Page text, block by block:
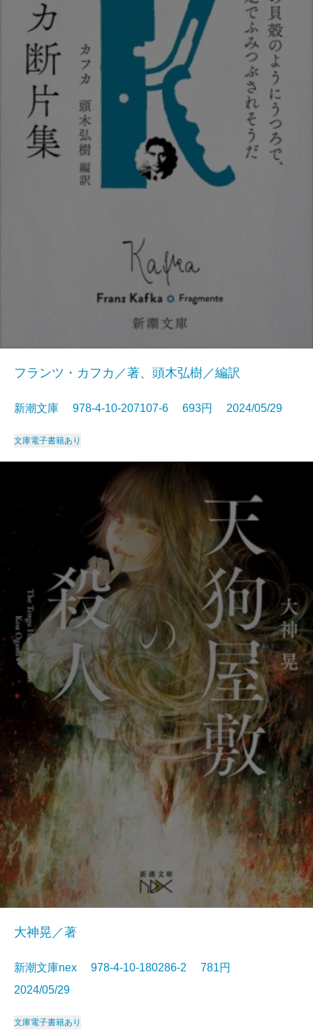
フランツ・カフカ／著、頭木弘樹／編訳
新潮文庫 978-4-10-207107-6 693円 2024/05/29
文庫電子書籍あり
大神晃／著
新潮文庫nex 978-4-10-180286-2 781円
2024/05/29
文庫電子書籍あり